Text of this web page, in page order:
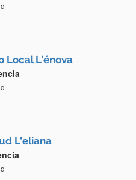
Local L'énova
L'eliana